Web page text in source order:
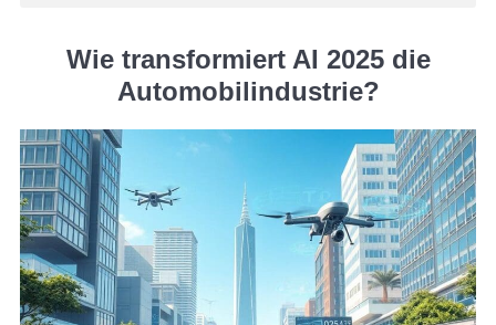
Wie transformiert AI 2025 die
Automobilindustrie?